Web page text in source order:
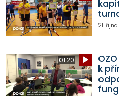
21.
01:20
k